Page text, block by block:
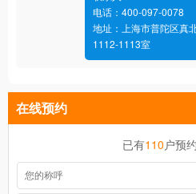
电话：400-097-0078
地址：上海市普陀区真
1112-1113室
在线预约
已有110 户预